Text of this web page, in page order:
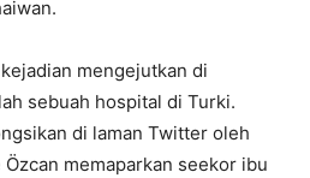
mengejutkan di
sebuah hospital di Turki.
di laman Twitter oleh
memaparkan seekor ibu